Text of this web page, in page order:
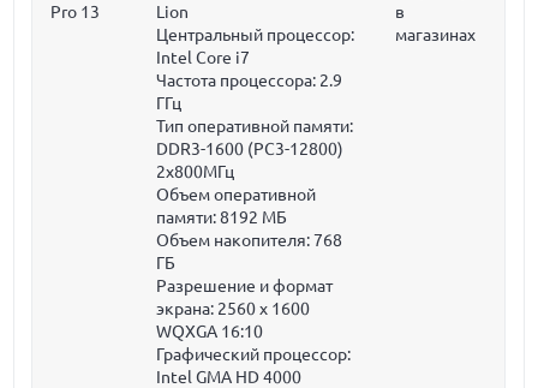
Pro 13
Lion
Центральный процессор:
Intel Core i7
Частота процессора: 2.9
ГГц
Тип оперативной памяти:
DDR3-1600 (PC3-12800)
2x800МГц
Объем оперативной
памяти:8192 МБ
Объем накопителя:768
ГБ
Разрешение и формат
экрана: 2560 x 1600
WQXGA 16:10
Графический процессор:
Intel GMA HD 4000
в
магазинах